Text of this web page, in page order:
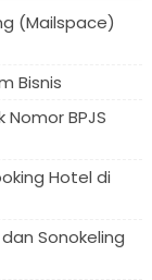
(Mailspace)
Bisnis
BPJS
Hotel di
Sonokeling